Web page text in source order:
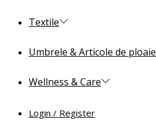
Textile
Umbrele & Articole de ploaie
Wellness & Care
Login / Register